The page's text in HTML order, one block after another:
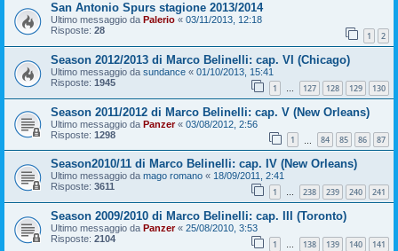
San Antonio Spurs stagione 2013/2014
Ultimo messaggio da Palerio « 03/11/2013, 12:18
Risposte: 28 1 2
Season 2012/2013 di Marco Belinelli: cap. VI (Chicago)
Ultimo messaggio da sundance « 01/10/2013, 15:41
Risposte: 1945 1 … 127 128 129 130
Season 2011/2012 di Marco Belinelli: cap. V (New Orleans)
Ultimo messaggio da Panzer« 03/08/2012, 2:56
Risposte: 1298 1 84 85 86 87
Season2010/11 di Marco Belinelli: cap. IV (New Orleans)
Ultimo messaggio da mago romano « 18/09/2011, 2:41
Risposte: 3611 1 … 238 239 240 241
Season 2009/2010 di Marco Belinelli: cap. III (Toronto)
Ultimo messaggio da Panzer« 25/08/2010, 3:53
Risposte: 2104 1 … 138 139 140 141